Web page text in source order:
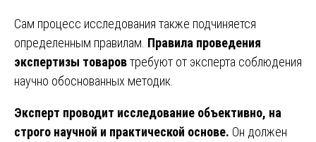
Сам процесс исследования также подчиняется
определенным правилам. Правила проведения
экспертизы товаровтребуют от эксперта соблюдения
научно обоснованных методик.
Эксперт проводит исследование объективно, на
строго научной и практической основе. Он должен